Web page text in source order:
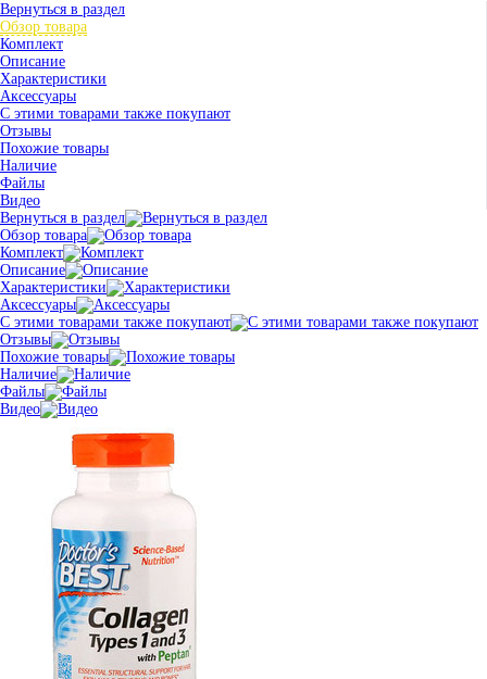
Вернуться в раздел
Обзор товара
Комплект
Описание
Характеристики
Аксессуары
С этими товарами также покупают
Отзывы
Похожие товары
Наличие
Файлы
Видео
Вернуться в раздел
Обзор товара
Комплект
Описание
Характеристики
Аксессуары
С этими товарами также покупают
Отзывы
Похожие товары
Наличие
Файлы
Видео